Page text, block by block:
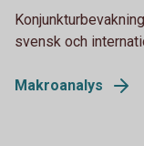
svensk och
Makroanalys